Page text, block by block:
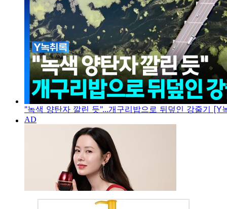
"녹색 양탄자 깔린 듯"...개구리밥으로 뒤덮인 강줄기 [Y